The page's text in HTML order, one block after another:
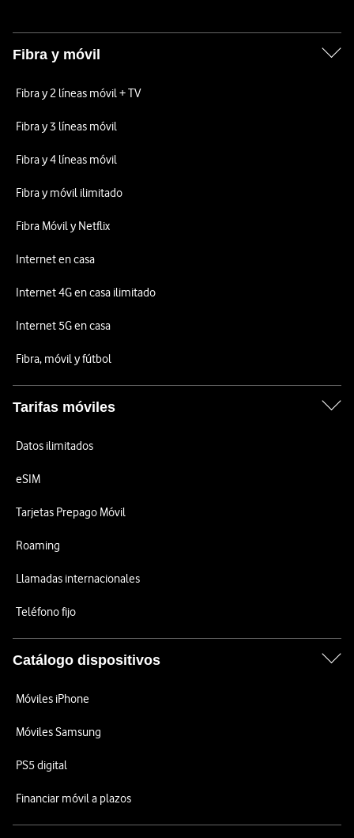
Fibra y móvil
Fibra y 2 líneas móvil + TV
Fibra y 3 líneas móvil
Fibra y 4 líneas móvil
Fibra y móvil ilimitado
Fibra Móvil y Netflix
Internet en casa
Internet 4G en casa ilimitado
Internet 5G en casa
Fibra, móvil y fútbol
Tarifas móviles
Datos ilimitados
eSIM
Tarjetas Prepago Móvil
Roaming
Llamadas internacionales
Teléfono fijo
Catálogo dispositivos
Móviles iPhone
Móviles Samsung
PS5 digital
Financiar móvil a plazos